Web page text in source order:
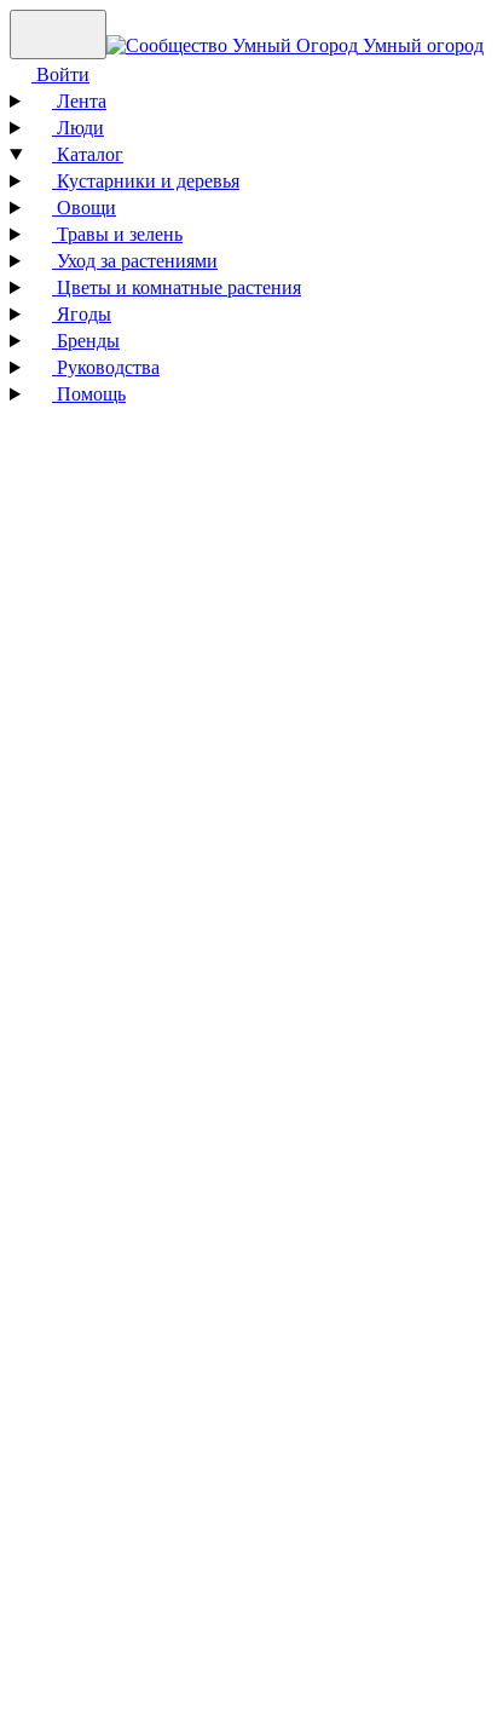
Умный огород
Войти
Лента
Люди
Каталог
Кустарники и деревья
Овощи
Травы и зелень
Уход за растениями
Цветы и комнатные растения
Ягоды
Бренды
Руководства
Помощь